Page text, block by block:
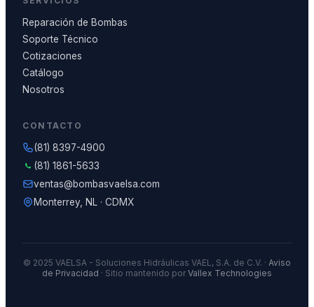
Reparación de Bombas
Soporte Técnico
Cotizaciones
Catálogo
Nosotros
CONTACTO
(81) 8397-4900
(81) 1861-5633
ventas@bombasvaelsa.com
Monterrey, NL · CDMX
© 2025 VAELSA - Soluciones Hidráulicas VAEL, S.A. de C.V. · Aviso
de Privacidad · Sitio mantenido por Vallex Technologies